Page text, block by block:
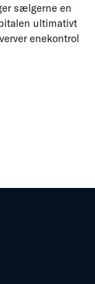
sælgerne en
ultimativt
enekontrol